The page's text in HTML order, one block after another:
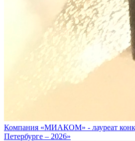
Компания «МИАКОМ» - лауреат
Петербурге – 2026»